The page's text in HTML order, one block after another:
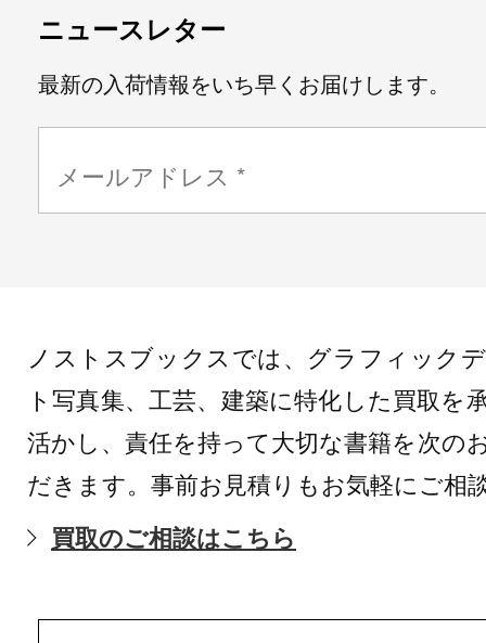
ニュースレター
最新の入荷情報をいち早くお届けします。
ノストスブックスでは、グラフィック
ト写真集、工芸、建築に特化した買取を
活かし、責任を持って大切な書籍を次の
だきます。事前お見積りもお気軽にご相
買取のご相談はこちら